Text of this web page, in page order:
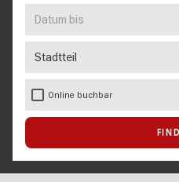
bis
Online buchbar